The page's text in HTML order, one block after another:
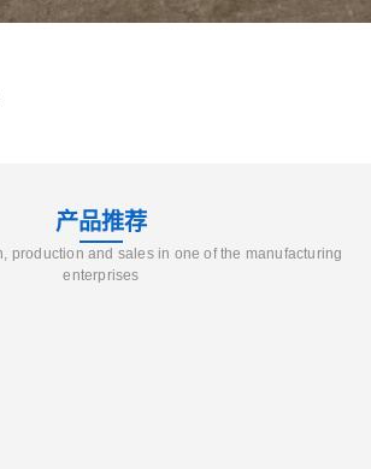
产品推荐
production and sales in one of the manufacturing
enterprises